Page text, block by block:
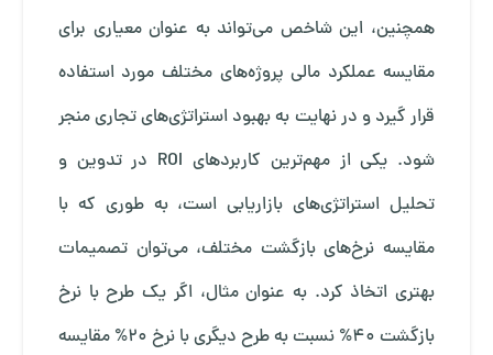
همچنین، این شاخص می‌تواند به عنوان معیاری برای
مقایسه عملکرد مالی پروژه‌های مختلف مورد استفاده
قرار گیرد و در نهایت به بهبود استراتژی‌های تجاری منجر
شود. یکی از مهم‌ترین کاربردهای ROI در تدوین و
تحلیل استراتژی‌های بازاریابی است، به طوری که با
مقایسه نرخ‌های بازگشت مختلف، می‌توان تصمیمات
بهتری اتخاذ کرد. به عنوان مثال، اگر یک طرح با نرخ
بازگشت 40% نسبت به طرح دیگری با نرخ 20% مقایسه